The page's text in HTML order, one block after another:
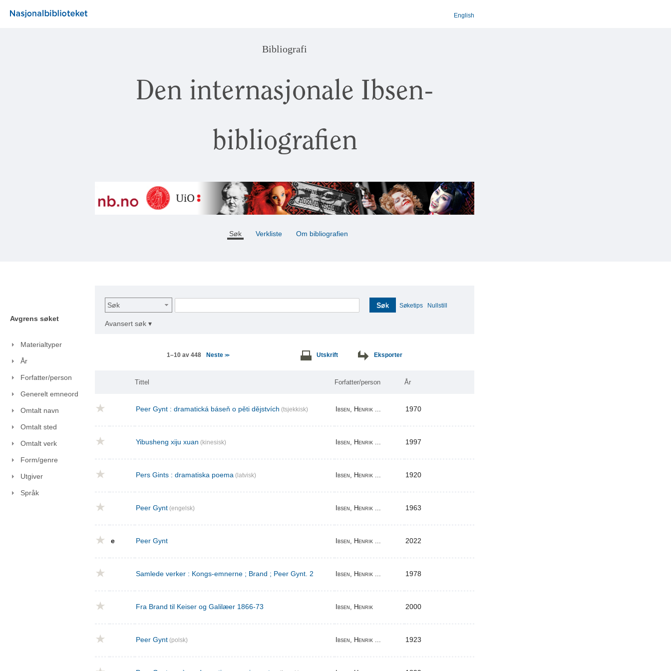
English
Bibliografi
Den internasjonale Ibsen-
bibliografien
Søk Verkliste Om bibliografien
Avgrens søket
Materialtyper
År
Forfatter/person
Generelt emneord
Omtalt navn
Omtalt sted
Omtalt verk
Form/genre
Utgiver
Språk
Søk Søk Søketips Nullstill
Avansert søk ▾
1–10 av 448 Neste >> Utskrift Eksporter
Tittel Forfatter/person År
Peer Gynt : dramatická báseň o pěti dějstvích (tsjekkisk) Ibsen, Henrik ... 1970
Yibusheng xiju xuan (kinesisk) Ibsen, Henrik ... 1997
Pers Gints : dramatiska poema (latvisk) Ibsen, Henrik ... 1920
Peer Gynt (engelsk) Ibsen, Henrik ... 1963
e Peer Gynt Ibsen, Henrik ... 2022
Samlede verker : Kongs-emnerne ; Brand ; Peer Gynt. 2 Ibsen, Henrik ... 1978
Fra Brand til Keiser og Galilæer 1866-73 Ibsen, Henrik 2000
Peer Gynt (polsk) Ibsen, Henrik ... 1923